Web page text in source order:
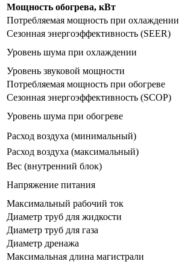
Мощность обогрева, кВт
Потребляемая мощность при охлаждении
Сезонная энергоэффективность (SEER)
Уровень шума при охлаждении
Уровень звуковой мощности
Потребляемая мощность при обогреве
Сезонная энергоэффективность (SCOP)
Уровень шума при обогреве
Расход воздуха (минимальный)
Расход воздуха (максимальный)
Вес (внутренний блок)
Напряжение питания
Максимальный рабочий ток
Диаметр труб для жидкости
Диаметр труб для газа
Диаметр дренажа
Максимальная длина магистрали